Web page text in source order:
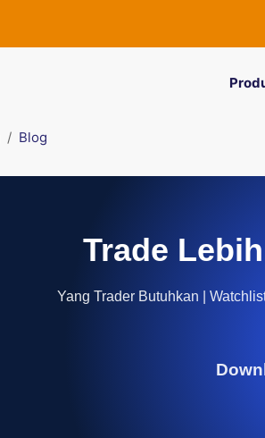
Blog
Trade
Yang Trader Butuhkan |